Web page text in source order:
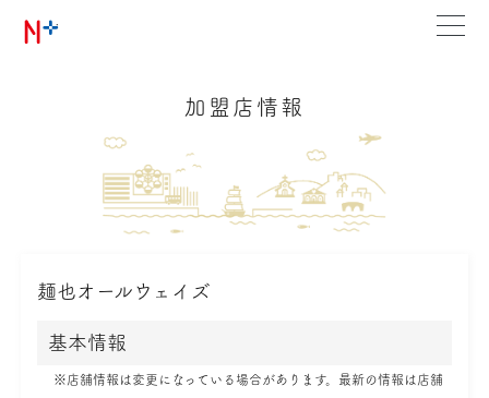
加盟店情報
麺也オールウェイズ
基本情報
※店舗情報は変更になっている場合があります。最新の情報は店舗